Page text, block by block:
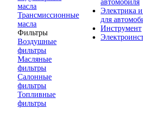
масла
Трансмиссионные
масла
Фильтры
Воздушные
фильтры
Масляные
фильтры
Салонные
фильтры
Топливные
фильтры
Электрика
для
Инструмент